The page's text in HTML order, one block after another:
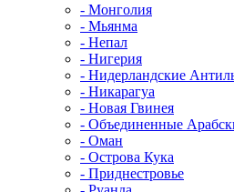
- Монголия
- Мьянма
- Непал
- Нигерия
- Нидерландские
- Никарагуа
- Новая Гвинея
- Объединенные
- Оман
- Острова Кука
- Приднестровье